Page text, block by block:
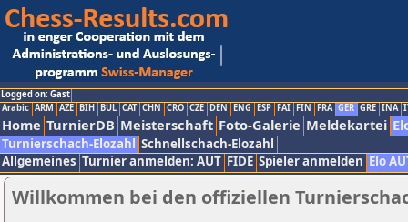
Logged on: Gast
Arabic ARM AZE BIH BUL CAT CHN CRO CZE DEN ENG ESP FAI FIN FRA GER GRE INA
Home TurnierDB Meisterschaft Foto-Galerie Meldekartei
Turnierschach-Elozahl Schnellschach-Elozahl
Allgemeines Turnier anmelden: AUT FIDE Spieler anmelden Elo
Willkommen bei den offiziellen